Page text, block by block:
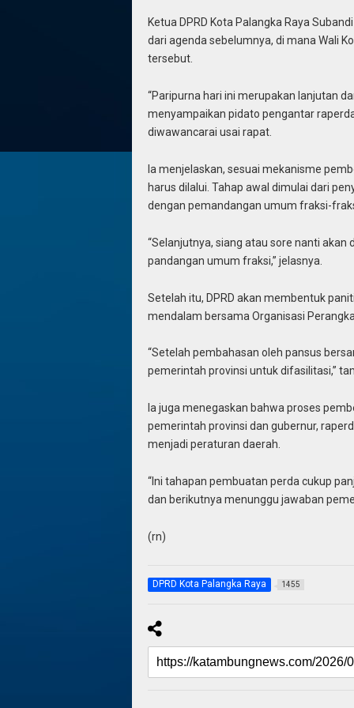
Ketua DPRD Kota Palangka Raya
dari agenda sebelumnya, di mana Wali
tersebut.
“Paripurna hari ini merupakan lanjutan
menyampaikan pidato pengantar
diwawancarai usai rapat.
Ia menjelaskan, sesuai mekanisme
harus dilalui. Tahap awal dimulai dari
dengan pemandangan umum fraksi-
“Selanjutnya, siang atau sore nanti
pandangan umum fraksi,” jelasnya.
Setelah itu, DPRD akan membentuk
mendalam bersama Organisasi
“Setelah pembahasan oleh pansus
pemerintah provinsi untuk difasilitasi,”
Ia juga menegaskan bahwa proses
pemerintah provinsi dan gubernur,
menjadi peraturan daerah.
“Ini tahapan pembuatan perda cukup
dan berikutnya menunggu jawaban
(rn)
DPRD Kota Palangka Raya 1455